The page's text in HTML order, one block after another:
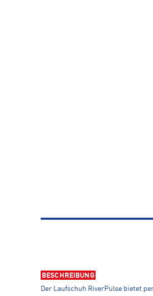
BESCHREIBUNG
Der Laufschuh RiverPulse bietet